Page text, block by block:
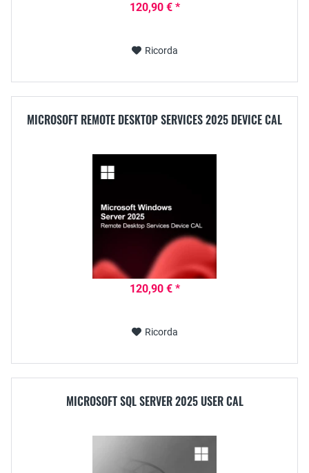
120,90 € *
Ricorda
MICROSOFT REMOTE DESKTOP SERVICES 2025 DEVICE CAL
120,90 € *
Ricorda
MICROSOFT SQL SERVER 2025 USER CAL